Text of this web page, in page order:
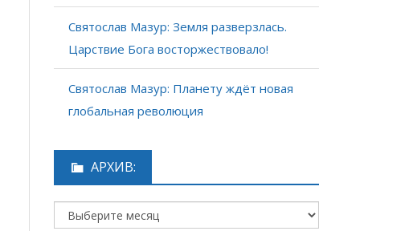
Святослав Мазур: Земля разверзлась.
Царствие Бога восторжествовало!
Святослав Мазур: Планету ждёт новая
глобальная революция
АРХИВ: